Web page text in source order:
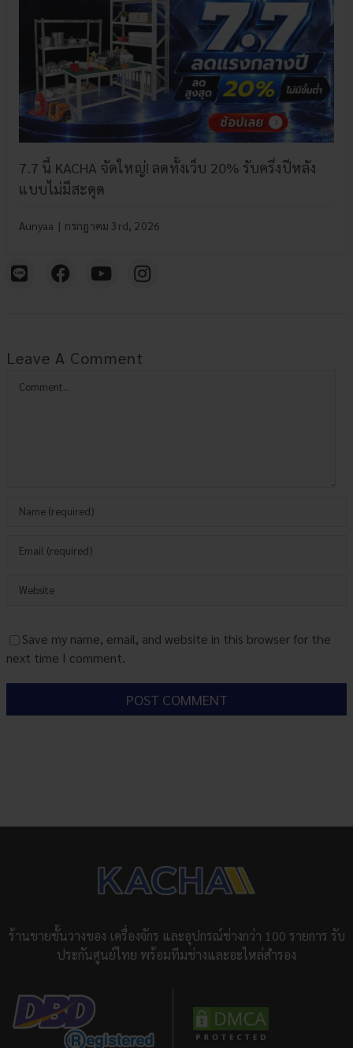
7.7 นี้ KACHA จัดใหญ่! ลดทั้งเว็บ 20% รับครึ่งปีหลัง
แบบไม่มีสะดุด
Aunyaa | กรกฎาคม 3rd, 2026
Leave A Comment
Save my name, email, and website in this browser for the
next time I comment.
ร้านขายชั้นวางของ เครื่องจักร และอุปกรณ์ช่างกว่า 100 รายการ รับ
ประกันศูนย์ไทย พร้อมทีมช่างและอะไหล่สำรอง